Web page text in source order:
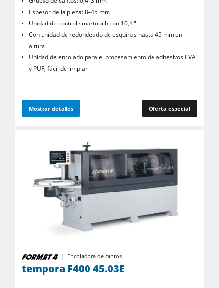
Espesor de la pieza: 8–45 mm
Unidad de control smartouch con 10,4 "
Con unidad de redondeado de esquinas hasta 45 mm en
altura
Unidad de encolado para el procesamiento de adhesivos EVA
y PUR, fácil de limpiar
Mostrar detalles Oferta especial
Encoladora de cantos
tempora F400 45.03E